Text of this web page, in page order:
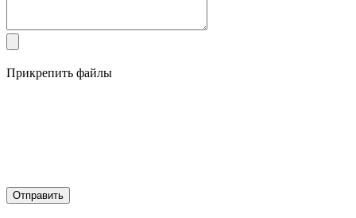
Прикрепить файлы